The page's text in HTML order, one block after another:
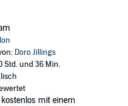
to the celestial spheres
Yet Bayla challenges his
return to the heavens for
inventors, and an
is equally determined to resist
Doro Jillings
Std. und 36 Min.
mit einem